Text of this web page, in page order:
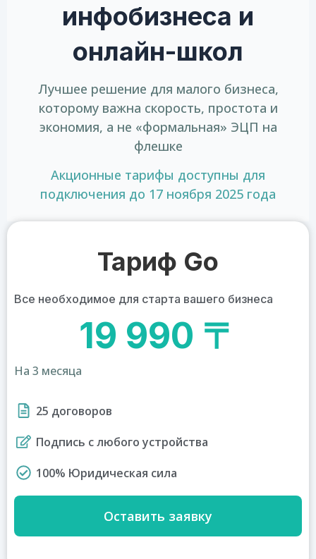
инфобизнеса и
онлайн-школ
Лучшее решение для малого бизнеса,
которому важна скорость, простота и
экономия, а не «формальная» ЭЦП на
флешке
Акционные тарифы доступны для
подключения до 17 ноября 2025 года
Тариф Go
Все необходимое для старта вашего бизнеса
19 990 〒
На 3 месяца
25 договоров
Подпись с любого устройства
100% Юридическая сила
Оставить заявку